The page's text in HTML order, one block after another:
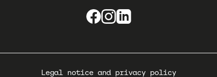
Pied
Legal notice and privacy policy